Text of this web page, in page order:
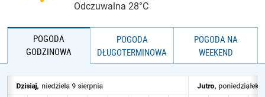
Odczuwalna 28°C
POGODA
GODZINOWA
POGODA
DŁUGOTERMINOWA
POGODA NA
WEEKEND